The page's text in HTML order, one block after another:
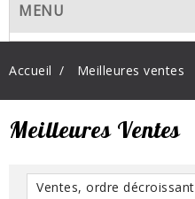
MENU
Accueil Meilleures ventes
Meilleures Ventes
Ventes, ordre décroissant